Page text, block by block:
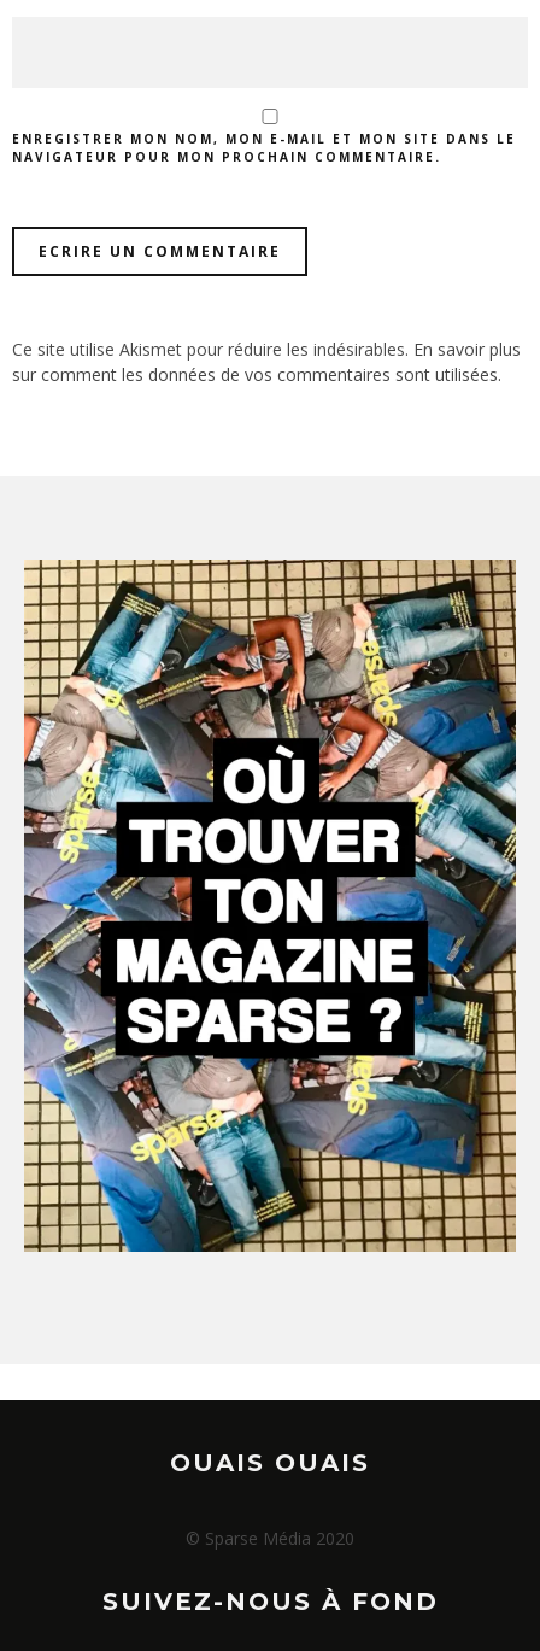
ENREGISTRER MON NOM, MON E-MAIL ET MON SITE DANS LE
NAVIGATEUR POUR MON PROCHAIN COMMENTAIRE.
Ce site utilise Akismet pour réduire les indésirables. En savoir plus
sur comment les données de vos commentaires sont utilisées.
OUAIS OUAIS
© Sparse Média 2020
SUIVEZ-NOUS À FOND